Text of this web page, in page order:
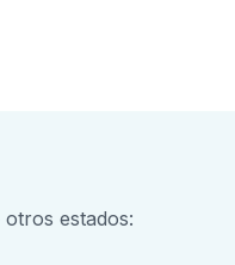
estados: